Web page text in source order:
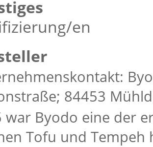
en
84453
war Byodo eine der
Tofu und Tempeh